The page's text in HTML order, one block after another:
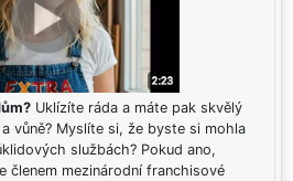
Uklízíte ráda a máte pak skvělý
vůně? Myslíte si, že byste si mohla
službách? Pokud ano,
členem mezinárodní franchisové